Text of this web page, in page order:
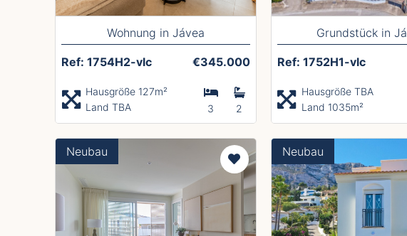
Wohnung in Jávea
Ref: 1754H2-vlc €345.000
Hausgröße 127m²
Land TBA
3 2
Grundstück in
Ref: 1752H1-vlc
Hausgröße TBA
Land 1035m²
Neubau Neubau